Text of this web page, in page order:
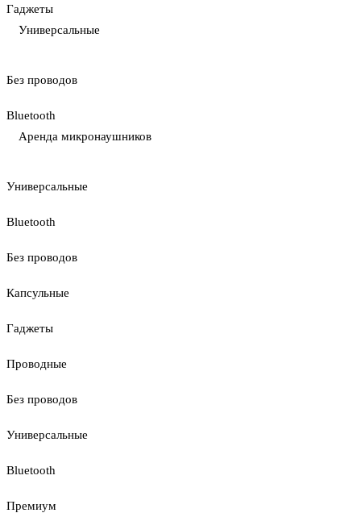
Гаджеты
Универсальные
Без проводов
Bluetooth
Аренда микронаушников
Универсальные
Bluetooth
Без проводов
Капсульные
Гаджеты
Проводные
Без проводов
Универсальные
Bluetooth
Премиум